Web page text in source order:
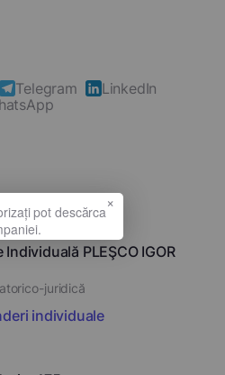
Telegram
LinkedIn
PLEŞCO IGOR
juridică
individuale
×